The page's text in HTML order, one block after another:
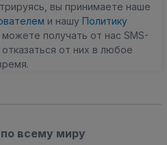
вы принимаете наше
и нашу Политику
можете получать от нас SMS-
от них в любое
всему миру